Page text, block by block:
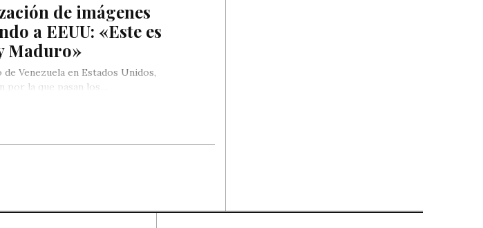
de imágenes
a EEUU: «Este es
Maduro»
Venezuela en Estados Unidos,
por la que pasan los…